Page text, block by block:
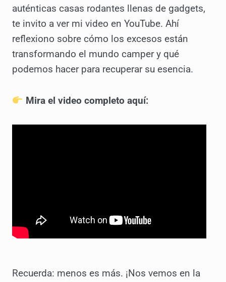
auténticas casas rodantes llenas de gadgets,
te invito a ver mi video en YouTube. Ahí
reflexiono sobre cómo los excesos están
transformando el mundo camper y qué
podemos hacer para recuperar su esencia.
Mira el video completo aquí:
Recuerda: menos es más. ¡Nos vemos en la